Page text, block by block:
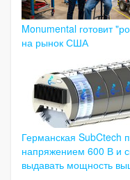
Monumental готовит
на рынок США
Германская SubCtech
напряжением 600 В и
выдавать мощность